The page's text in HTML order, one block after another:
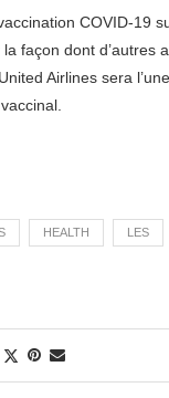
COVID-19
façon dont d’autres
Airlines sera
HEALTH LES